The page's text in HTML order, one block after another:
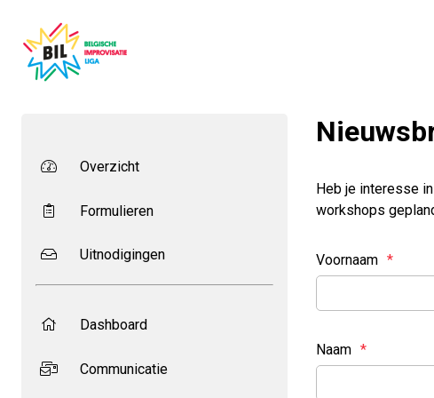
Overzicht
Formulieren
Uitnodigingen
Dashboard
Communicatie
Heb je interesse
workshops
Voornaam *
Naam *